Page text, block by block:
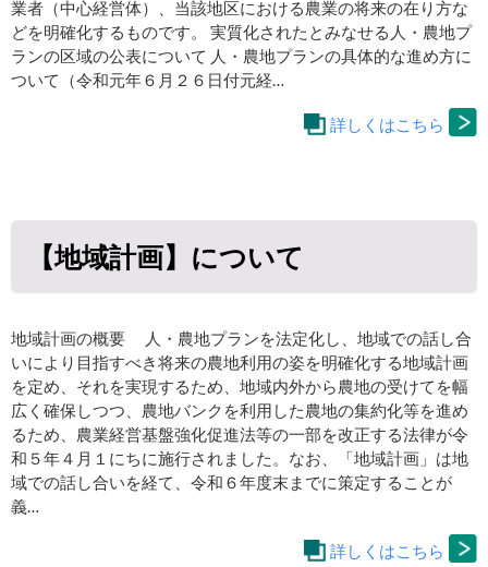
業者（中心経営体）、当該地区における農業の将来の在り方な
どを明確化するものです。 実質化されたとみなせる人・農地プ
ランの区域の公表について 人・農地プランの具体的な進め方に
ついて（令和元年６月２６日付元経…
詳しくはこちら
【地域計画】について
地域計画の概要 人・農地プランを法定化し、地域での話し合
いにより目指すべき将来の農地利用の姿を明確化する地域計画
を定め、それを実現するため、地域内外から農地の受けてを幅
広く確保しつつ、農地バンクを利用した農地の集約化等を進め
るため、農業経営基盤強化促進法等の一部を改正する法律が令
和５年４月１にちに施行されました。なお、「地域計画」は地
域での話し合いを経て、令和６年度末までに策定することが
義…
詳しくはこちら